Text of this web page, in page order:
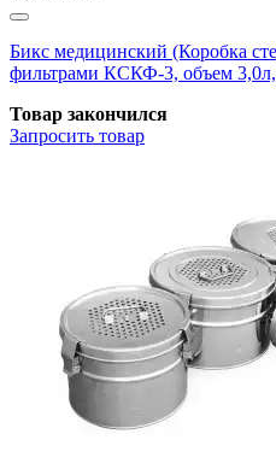
Бикс медицинский (Коробка
фильтрами КСКФ-3, объем
Товар закончился
Запросить товар